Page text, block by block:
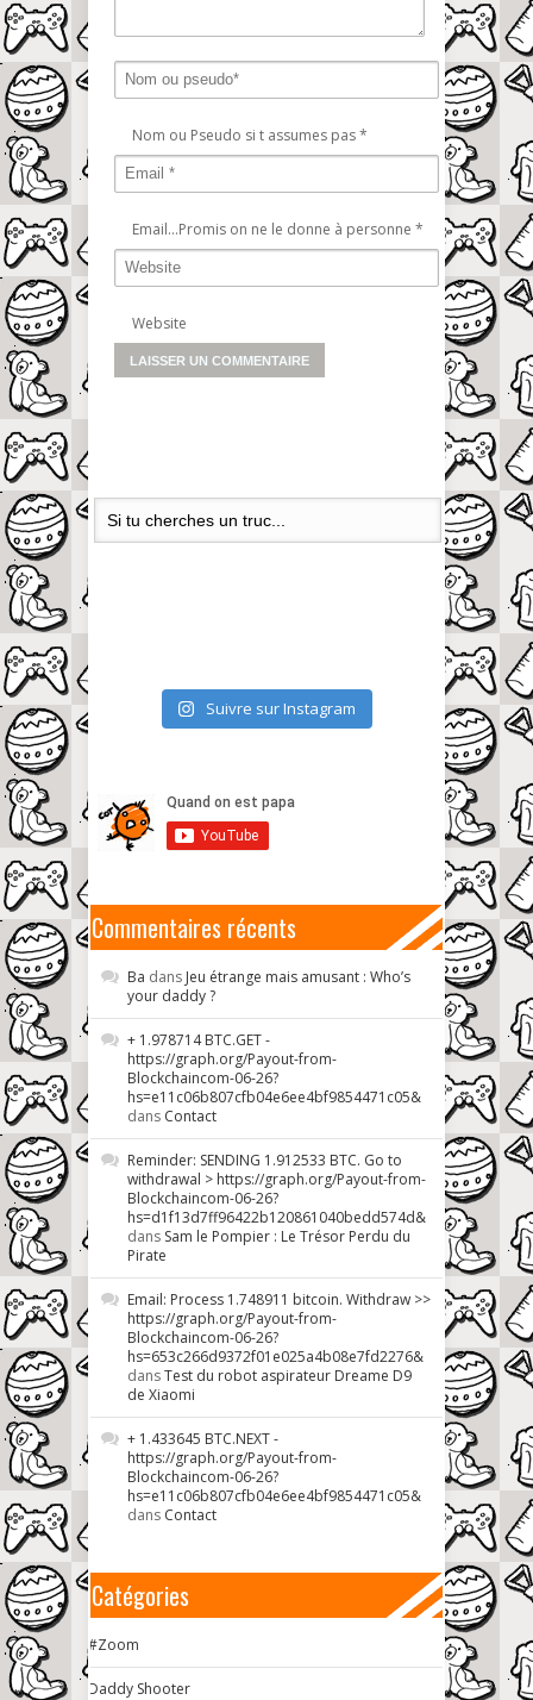
Nom ou Pseudo si t assumes pas*
Email...Promis on ne le donne à personne *
Website
Suivre sur Instagram
Commentaires récents
Ba dans Jeu étrange mais amusant : Who’s
your daddy ?
+ 1.978714 BTC.GET -
https://graph.org/Payout-from-
Blockchaincom-06-26?
hs=e11c06b807cfb04e6ee4bf9854471c05&
dans Contact
Reminder: SENDING 1.912533 BTC. Go to
withdrawal > https://graph.org/Payout-from-
Blockchaincom-06-26?
hs=d1f13d7ff96422b120861040bedd574d&
dans Sam le Pompier : Le Trésor Perdu du
Pirate
Email: Process 1.748911 bitcoin. Withdraw >>
https://graph.org/Payout-from-
Blockchaincom-06-26?
hs=653c266d9372f01e025a4b08e7fd2276&
dansTest du robot aspirateur Dreame D9
de Xiaomi
+ 1.433645 BTC.NEXT -
https://graph.org/Payout-from-
Blockchaincom-06-26?
hs=e11c06b807cfb04e6ee4bf9854471c05&
dans Contact
Catégories
#Zoom
Daddy Shooter